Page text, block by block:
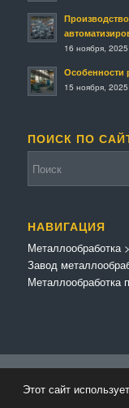
16 ноября,
Особенности
15 ноября,
ПОИСК ПО
НАВИГАЦИЯ
Металлообработка>
Завод
Металлообработка
Kriesi
Этот сайт